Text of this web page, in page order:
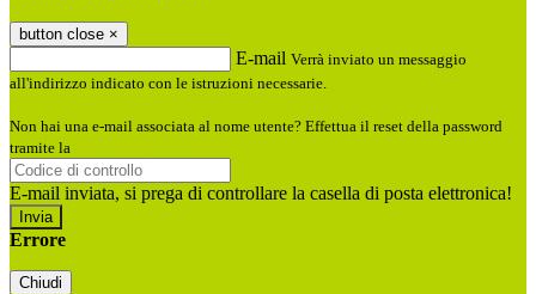
button close ×
E-mail Verrà inviato un messaggio
all'indirizzo indicato con le istruzioni necessarie.
Non hai una e-mail associata al nome utente? Effettua il reset della password
tramite la
E-mail inviata, si prega di controllare la casella di posta elettronica!
Errore
Chiudi